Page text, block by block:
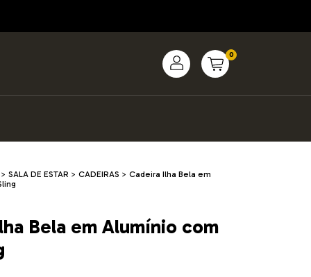
0
> SALA DE ESTAR > CADEIRAS > Cadeira Ilha Bela em
Bela em Alumínio com